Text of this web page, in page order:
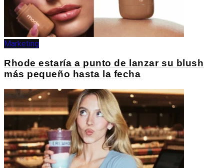
Marketing
Rhode estaría a punto de lanzar su blush
más pequeño hasta la fecha